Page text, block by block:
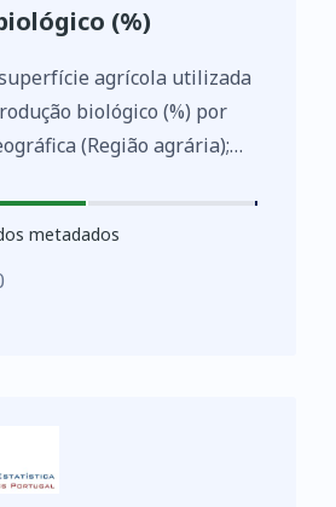
(%)
agrícola utilizada
biológico (%) por
(Região agrária);
xurl/indx/0004098/PT
metadados